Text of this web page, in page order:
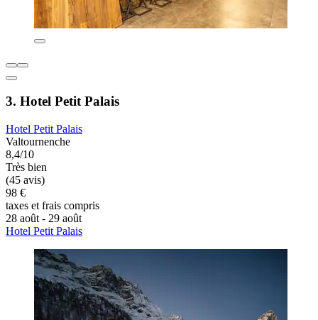
3. Hotel Petit Palais
Hotel Petit Palais
Valtournenche
8,4/10
Très bien
(45 avis)
98 €
taxes et frais compris
28 août - 29 août
Hotel Petit Palais